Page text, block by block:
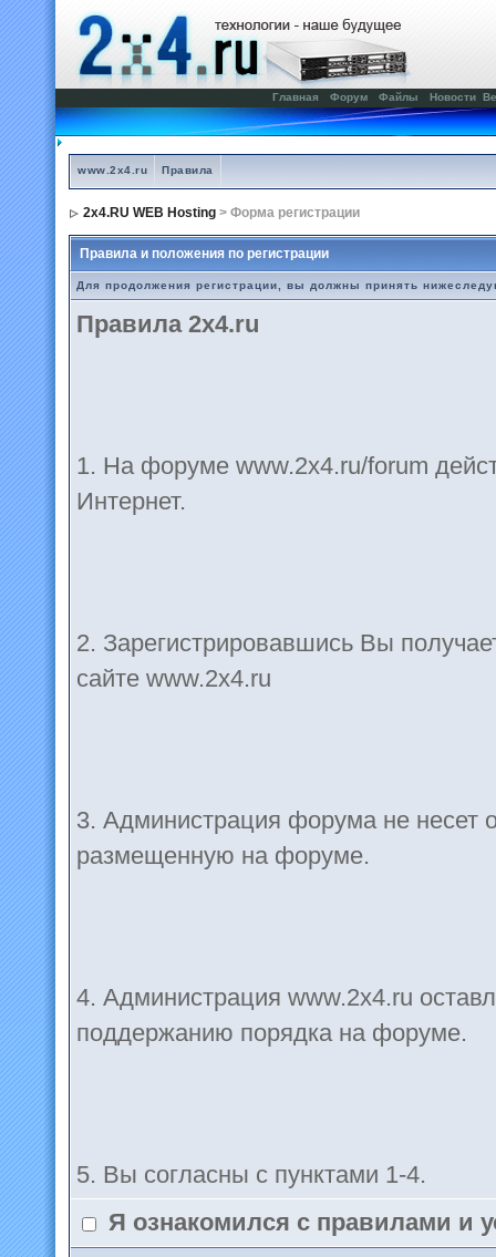
Главная Форум Файлы Новости
www.2x4.ru Правила
2x4.RU WEB Hosting > Форма регистрации
Правила и положения по регистрации
Для продолжения регистрации, вы должны принять
Правила 2x4.ru
1. На форуме www.2х4.ru/forum
Интернет.
2. Зарегистрировавшись Вы
сайте www.2x4.ru
3. Администрация форума не несет
размещенную на форуме.
4. Администрация www.2x4.ru
поддержанию порядка на форуме.
5. Вы согласны с пунктами 1-4.
Я ознакомился с правилами и